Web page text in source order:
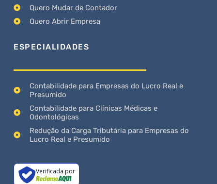
Quero Mudar de Contador
Quero Abrir Empresa
ESPECIALIDADES
Contabilidade para Empresas do Lucro Real e
Presumido
Contabilidade para Clínicas Médicas e
Odontológicas
Redução da Carga Tributária para Empresas do
Lucro Real e Presumido
Verificada por